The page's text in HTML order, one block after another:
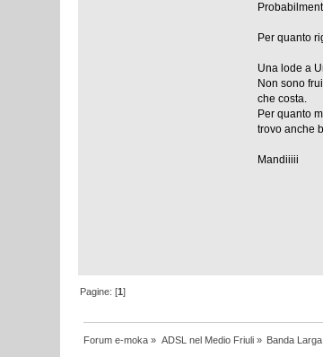
Per quanto
Una lode a
Non sono
che costa.
Per quanto
trovo anche
Mandiiiii
Pagine: [1]
Forum e-moka » ADSL nel Medio Friuli» Banda Larga